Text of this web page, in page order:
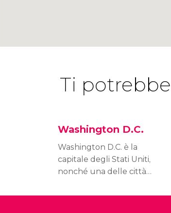
Ti
Washington D.C.
Washington D.C. è la
capitale degli Stati Uniti,
nonché una delle città
paese. La Casa Bianca, il